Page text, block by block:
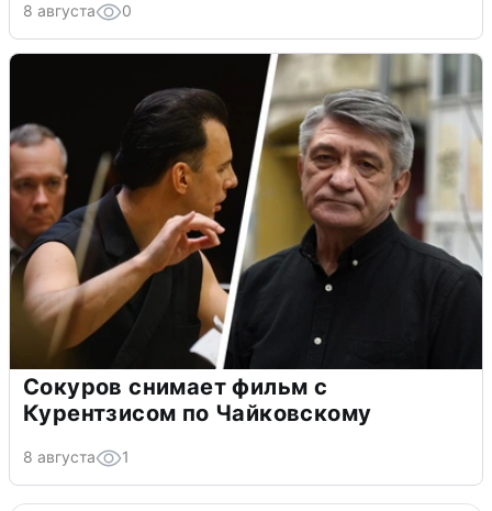
8 августа 0
Сокуров снимает фильм с
Курентзисом по Чайковскому
8 августа 1